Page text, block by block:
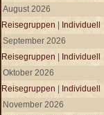
August 2026
Reisegruppen
Individuell
September 2026
Reisegruppen
Individuell
Oktober 2026
Reisegruppen
Individuell
November 2026